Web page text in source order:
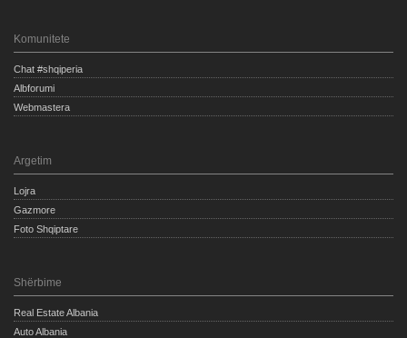
Komunitete
Chat #shqiperia
Albforumi
Webmastera
Argetim
Lojra
Gazmore
Foto Shqiptare
Shërbime
Real Estate Albania
Auto Albania